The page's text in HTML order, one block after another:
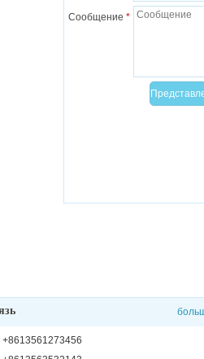
Сообщение *
+8613561273456